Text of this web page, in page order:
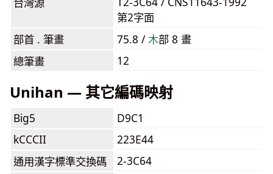
第2字面
部首 . 筆畫
75.8 /⽊部 8 畫
總筆畫
12
Unihan — 其它編碼映射
Big5
D9C1
kCCCII
223E44
通用漢字標準交換碼
2-3C64